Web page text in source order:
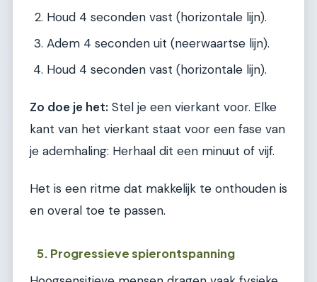
Houd 4 seconden vast (horizontale lijn).
Adem 4 seconden uit (neerwaartse lijn).
Houd 4 seconden vast (horizontale lijn).
Zo doe je het: Stel je een vierkant voor. Elke
kant van het vierkant staat voor een fase van
je ademhaling: Herhaal dit een minuut of vijf.
Het is een ritme dat makkelijk te onthouden is
en overal toe te passen.
5. Progressieve spierontspanning